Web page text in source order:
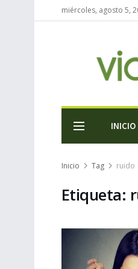
miércoles, agosto 5,
INICIO
Inicio Tag ruido
Etiqueta: